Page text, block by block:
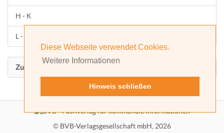
Diese Webseite verwendet Cookies.
Weitere Informationen
Hinweis schließen
H - K
L - U
Zurück nach oben
© BVB-Verlagsgesellschaft mbH, 2026